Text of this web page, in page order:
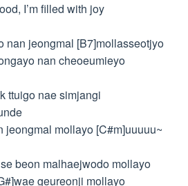
I’m filled with joy
nan jeongmal [B7]mollasseotjyo
nan cheoeumieyo
ttuigo nae simjangi
jeongmal mollayo [C#m]uuuuu~
beon malhaejwodo mollayo
geureonji mollayo